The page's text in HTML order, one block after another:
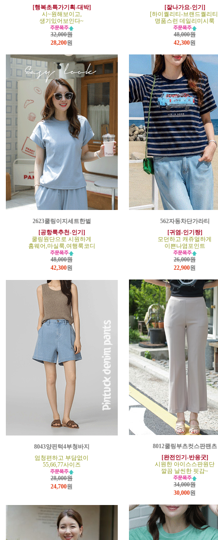
[행복초특가기획-대박]
시~원해보이고,
생기있어보인다~
32,000원
28,200원
[잘나가요-인기]
[하이퀄리티-브랜드퀄리
명품스런 데일리미시룩
48,000원
42,300원
2623쿨링이지세트한벌
[공항룩추천-인기]
쿨링원단으로 시원하게
홈웨어,마실룩,여행룩코디
48,000원
42,300원
562자동차단가라티
[귀염-인기짱]
모던하고 캐쥬얼하게
이쁜나염포인트
26,000원
22,900원
8043양핀턱4부청바지
엄청편하고 부담없이
55,66,77사이즈
28,000원
24,700원
8012쿨링부츠컷스판팬츠
[완전인기-반응굿]
시원한 아이스스판원단
깔끔 날씬한 핏감~
34,000원
30,000원